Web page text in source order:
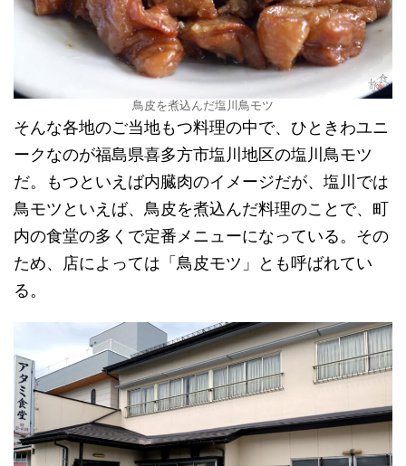
鳥皮を煮込んだ塩川鳥モツ
そんな各地のご当地もつ料理の中で、ひときわユニ
ークなのが福島県喜多方市塩川地区の塩川鳥モツ
だ。もつといえば内臓肉のイメージだが、塩川では
鳥モツといえば、鳥皮を煮込んだ料理のことで、町
内の食堂の多くで定番メニューになっている。その
ため、店によっては「鳥皮モツ」とも呼ばれてい
る。